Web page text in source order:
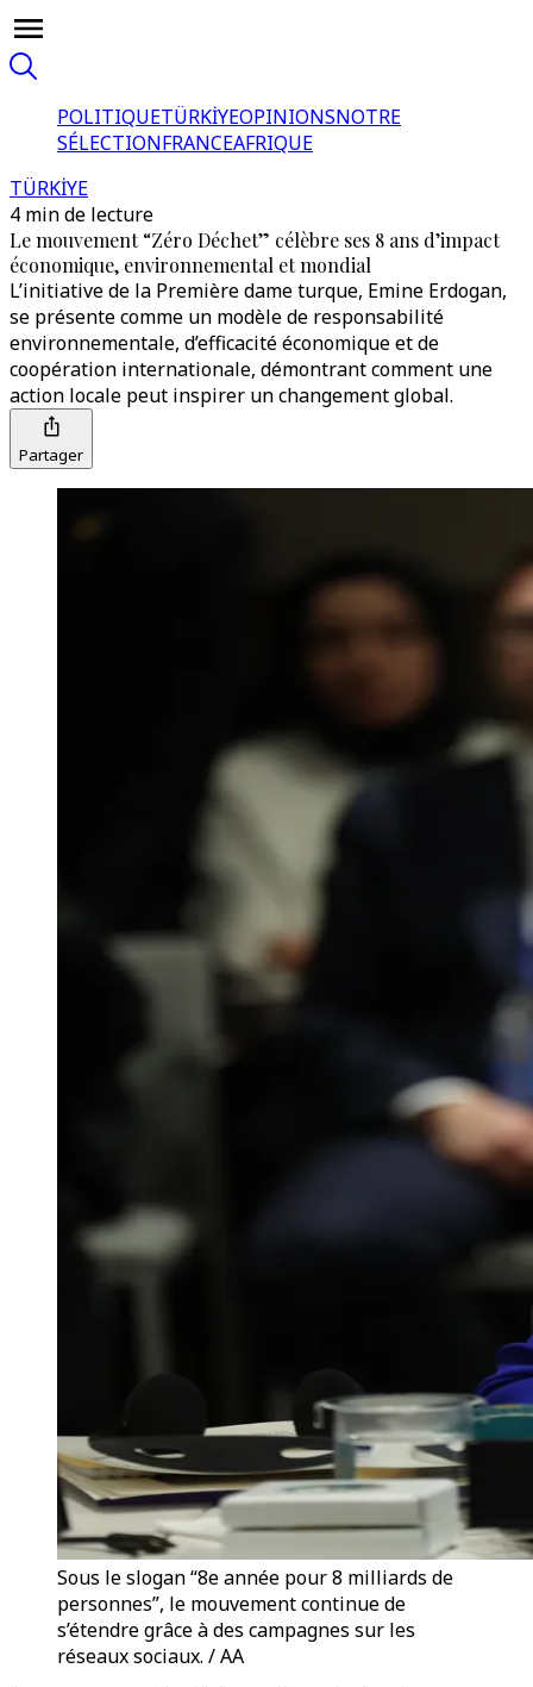
POLITIQUETÜRKİYEOPINIONSNOTRE
SÉLECTIONFRANCEAFRIQUE
TÜRKİYE
4 min de lecture
Le mouvement “Zéro Déchet” célèbre ses 8 ans d’impact
économique, environnemental et mondial
L’initiative de la Première dame turque, Emine Erdogan,
se présente comme un modèle de responsabilité
environnementale, d’efficacité économique et de
coopération internationale, démontrant comment une
action locale peut inspirer un changement global.
Partager
Sous le slogan “8e année pour 8 milliards de
personnes”, le mouvement continue de
s’étendre grâce à des campagnes sur les
réseaux sociaux. / AA